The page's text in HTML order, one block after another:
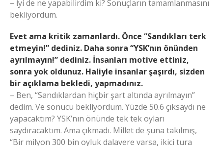
– İyi de ne yapabilirdim ki? Sonuçların tamamlanmasını
bekliyordum.
Evet ama kritik zamanlardı. Önce “Sandıkları terk
etmeyin!” dediniz. Daha sonra “YSK’nın önünden
ayrılmayın!” dediniz. İnsanları motive ettiniz,
sonra yok oldunuz. Haliyle insanlar şaşırdı, sizden
bir açıklama bekledi, yapmadınız.
– Ben, “Sandıklardan hiçbir şart altında ayrılmayın”
dedim. Ve sonucu bekliyordum. Yüzde 50.6 çıksaydı ne
yapacaktım? YSK’nın önünde tek tek oyları
saydıracaktım. Ama çıkmadı. Millet de şuna takılmış,
“Bir milyon 300 bin oyluk dalavere varsa, ikici tura